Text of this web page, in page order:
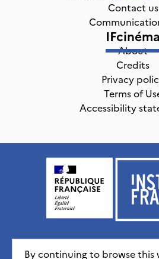
By continuing to browse this
Contact us
IFcinéma
About
Credits
Privacy
Terms of
Accessibility
Institut français, tous